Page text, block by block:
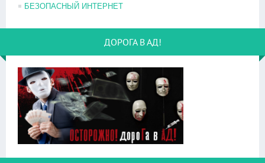
БЕЗОПАСНЫЙ ИНТЕРНЕТ
ДОРОГА В АД!